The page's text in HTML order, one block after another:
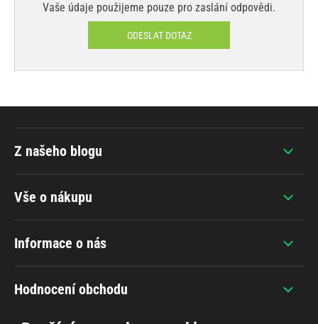
Vaše údaje použijeme pouze pro zaslání odpovědi.
ODESLAT DOTAZ
Vše o nákupu
Informace o nás
Hodnocení obchodu
Z našeho blogu